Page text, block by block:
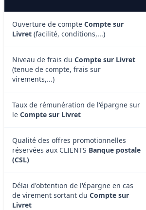
Ouverture de compte Compte sur
Livret (facilité, conditions,...)
Niveau de frais du Compte sur Livret
(tenue de compte, frais sur
virements,...)
Taux de rémunération de l'épargne sur
le Compte sur Livret
Qualité des offres promotionnelles
réservées aux CLIENTS Banque postale
(CSL)
Délai d'obtention de l'épargne en cas
de virement sortant du Compte sur
Livret